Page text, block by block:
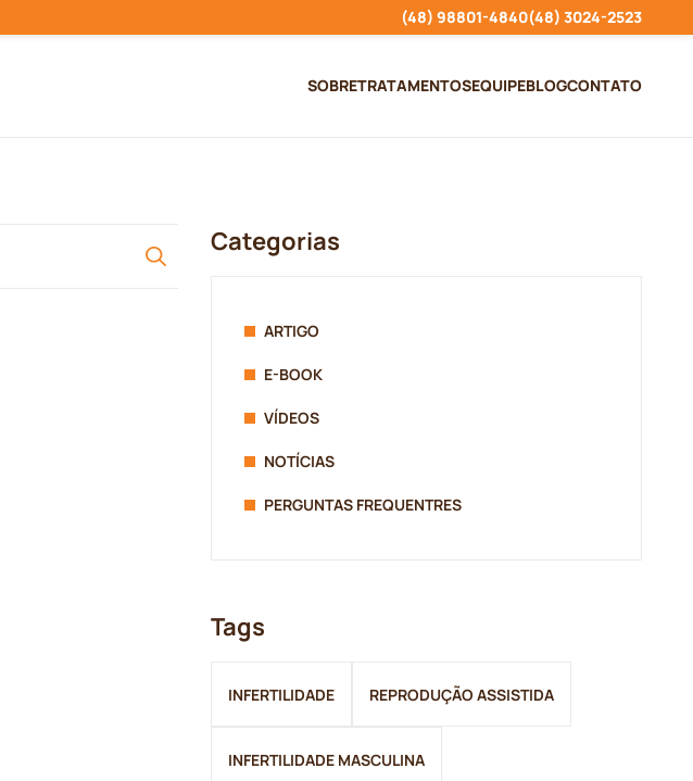
(48) 98801-4840(48) 3024-2523
SOBRETRATAMENTOSEQUIPEBLOGCONTATO
Categorias
ARTIGO
E-BOOK
VÍDEOS
NOTÍCIAS
PERGUNTAS FREQUENTRES
Tags
INFERTILIDADE REPRODUÇÃO ASSISTIDA
INFERTILIDADE MASCULINA